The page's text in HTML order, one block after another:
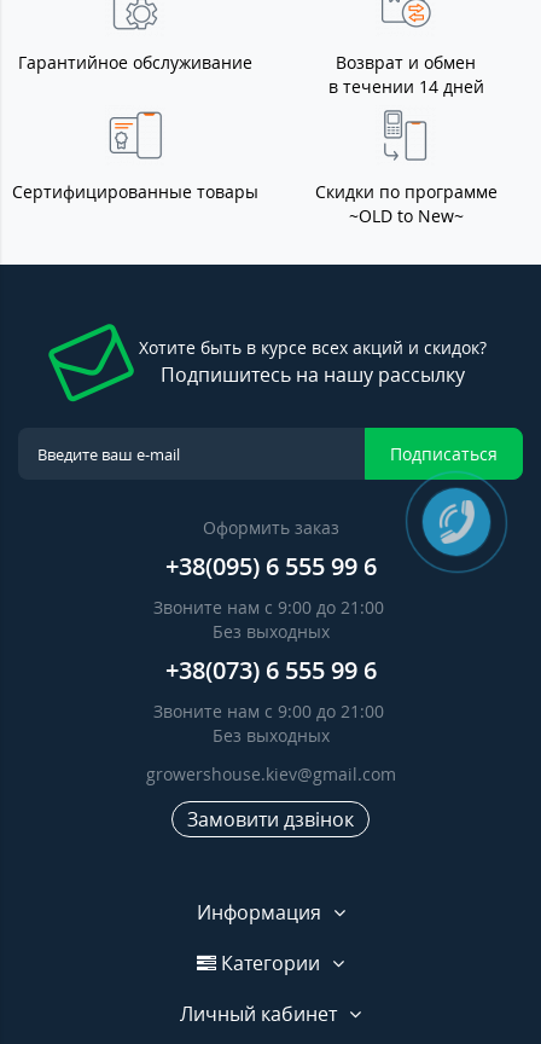
Гарантийное обслуживание
Возврат и обмен
в течении 14 дней
Сертифицированные товары
Скидки по программе
~OLD to New~
Хотите быть в курсе всех акций и скидок?
Подпишитесь на нашу рассылку
Подписаться
Оформить заказ
+38(095) 6 555 99 6
Звоните нам с 9:00 до 21:00
Без выходных
+38(073) 6 555 99 6
Звоните нам с 9:00 до 21:00
Без выходных
growershouse.kiev@gmail.com
Замовити дзвінок
Информация
Категории
Личный кабинет